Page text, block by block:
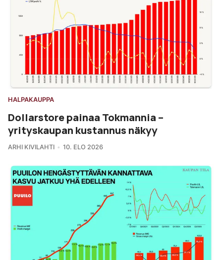
HALPAKAUPPA
Dollarstore painaa Tokmannia –
yrityskaupan kustannus näkyy
ARHI KIVILAHTI 10. ELO 2026